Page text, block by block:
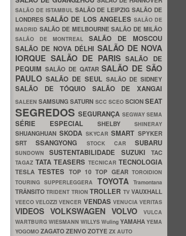
SALÃO DE ISTAMBUL SALÃO DE LEIPZIGSALÃO DE
LONDRESSALÃO DE LOS ANGELES SALÃO DE
MADRID SALÃO DE MELBOURNESALÃO DE MILÃO
SALÃO DE MONTREAL SALÃO DE MOSCOU
SALÃO DE NOVA DÉLHI SALÃO DE NOVA
IORQUE SALÃO DE PARISSALÃO DE
PEQUIM SALÃO DE QATARSALÃO DE SÃO
PAULO SALÃO DE SEUL SALÃO DE SIDNEY
SALÃO DE TÓQUIO SALÃO DE XANGAI
SALEENSAMSUNGSATURN SCC SCEO SCIONSEAT
SEGREDOSSEGURANÇA SEGWAYSEMA
SÉRIE ESPECIAL SHELBY SHINERAY
SHUANGHUAN SKODA SKYCARSMART SPYKER
SRTSSANGYONG STOCK CAR SUBARU
SUNDOWNSUSTENTABILIDADE SUZUKITAC
TAGAZ TATA TEASERS TECNICAR TECNOLOGIA
TESLATESTES TOP 10TOP GEARTOROIDION
TOURING SUPPERLEGGERA TOYOTATramontana
TRÂNSITOTRIDENT TRIONTROLLER TVVAUXHALL
VEECOVELOZZIVENCER VENDAS VENUCIAVERITAS
VIDEOS VOLKSWAGEN VOLVO
VULCA
WARTBURG WIESMANN WILLYS Wuling YAMAHA YEMA
YOGOMO ZAGATOZENVOZOTYE ZX AUTO